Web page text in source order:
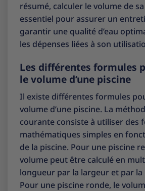
résumé, calculer le volume de
essentiel pour assurer un
garantir une qualité d’eau
les dépenses liées à son
Les différentes formules
le volume d’une piscine
Il existe différentes formules
volume d’une piscine. La
courante consiste à utiliser des
mathématiques simples en
de la piscine. Pour une piscine
volume peut être calculé en
longueur par la largeur et par
Pour une piscine ronde, le